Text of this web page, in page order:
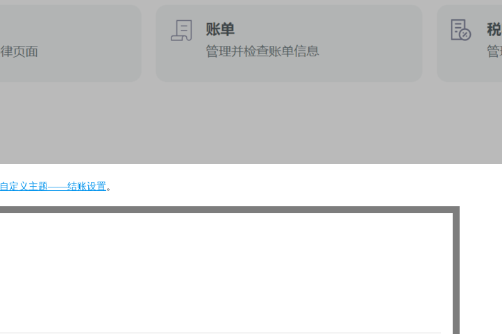
自定义主题——结账设置。